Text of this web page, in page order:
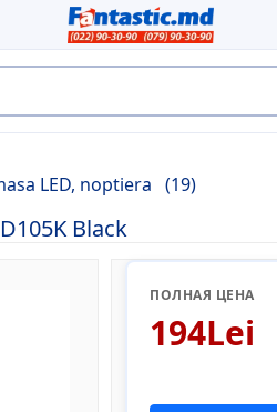
LED, noptiera (19)
Black
ПОЛНАЯ ЦЕНА
194Lei